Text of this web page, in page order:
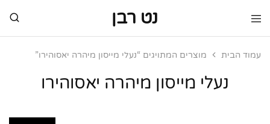
נט רבן
נט
מותגי
מותגי
עמוד הבית מוצרים המתויגים “נעלי מייסון מיהרה יאסוהירו”
נעלי מייסון מיהרה יאסוהירו